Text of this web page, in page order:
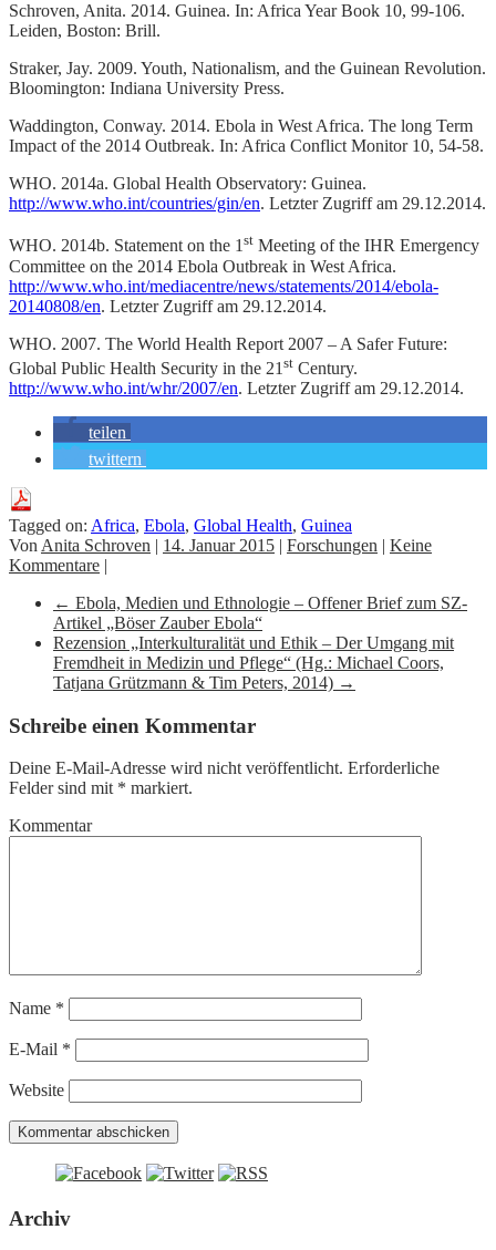
Schroven, Anita. 2014. Guinea. In: Africa Year Book 10, 99-106.
Leiden, Boston: Brill.
Straker, Jay. 2009. Youth, Nationalism, and the Guinean Revolution.
Bloomington: Indiana University Press.
Waddington, Conway. 2014. Ebola in West Africa. The long Term
Impact of the 2014 Outbreak. In: Africa Conflict Monitor 10, 54-58.
WHO. 2014a. Global Health Observatory: Guinea.
http://www.who.int/countries/gin/en. Letzter Zugriff am 29.12.2014.
WHO. 2014b. Statement on the 1st Meeting of the IHR Emergency
Committee on the 2014 Ebola Outbreak in West Africa.
http://www.who.int/mediacentre/news/statements/2014/ebola-
20140808/en. Letzter Zugriff am 29.12.2014.
WHO. 2007. The World Health Report 2007 – A Safer Future:
Global Public Health Security in the 21 st Century.
http://www.who.int/whr/2007/en. Letzter Zugriff am 29.12.2014.
teilen
twittern
Tagged on: Africa, Ebola, Global Health, Guinea
Von Anita Schroven | 14. Januar 2015 | Forschungen | Keine
Kommentare |
← Ebola, Medien und Ethnologie – Offener Brief zum SZ-
Artikel „Böser Zauber Ebola“
Rezension „Interkulturalität und Ethik – Der Umgang mit
Fremdheit in Medizin und Pflege“ (Hg.: Michael Coors,
Tatjana Grützmann & Tim Peters, 2014) →
Schreibe einen Kommentar
Deine E-Mail-Adresse wird nicht veröffentlicht. Erforderliche
Felder sind mit * markiert.
Kommentar
Name *
E-Mail *
Website
Archiv